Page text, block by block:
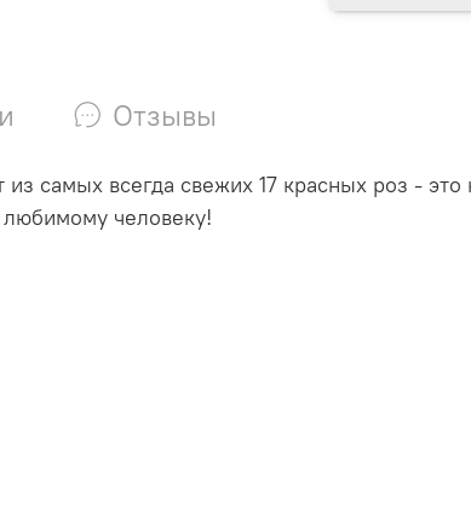
Отзывы
самых всегда свежих 17 красных роз - это
любимому человеку!